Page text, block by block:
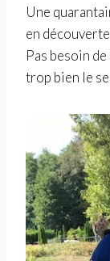
Une
en
Pas besoin
trop bien le